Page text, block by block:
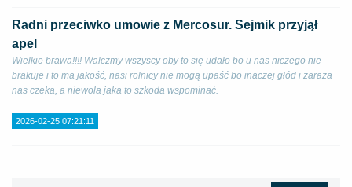
Radni przeciwko umowie z Mercosur. Sejmik przyjął
apel
Wielkie brawa!!!! Walczmy wszyscy oby to się udało bo u nas niczego nie
brakuje i to ma jakość, nasi rolnicy nie mogą upaść bo inaczej głód i zaraza
nas czeka, a niewola jaka to szkoda wspominać.
2026-02-25 07:21:11